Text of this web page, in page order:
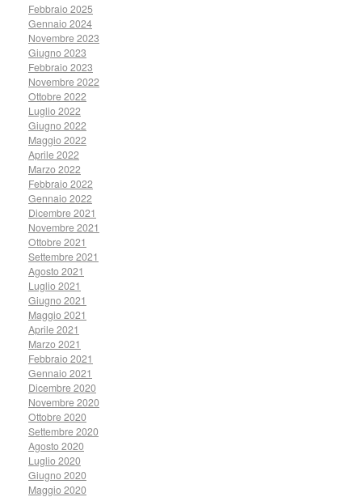
Febbraio 2025
Gennaio 2024
Novembre 2023
Giugno 2023
Febbraio 2023
Novembre 2022
Ottobre 2022
Luglio 2022
Giugno 2022
Maggio 2022
Aprile 2022
Marzo 2022
Febbraio 2022
Gennaio 2022
Dicembre 2021
Novembre 2021
Ottobre 2021
Settembre 2021
Agosto 2021
Luglio 2021
Giugno 2021
Maggio 2021
Aprile 2021
Marzo 2021
Febbraio 2021
Gennaio 2021
Dicembre 2020
Novembre 2020
Ottobre 2020
Settembre 2020
Agosto 2020
Luglio 2020
Giugno 2020
Maggio 2020